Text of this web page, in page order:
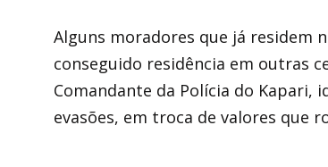
Alguns moradores que já residem
conseguido residência em outras
Comandante da Polícia do Kapari,
evasões, em troca de valores que